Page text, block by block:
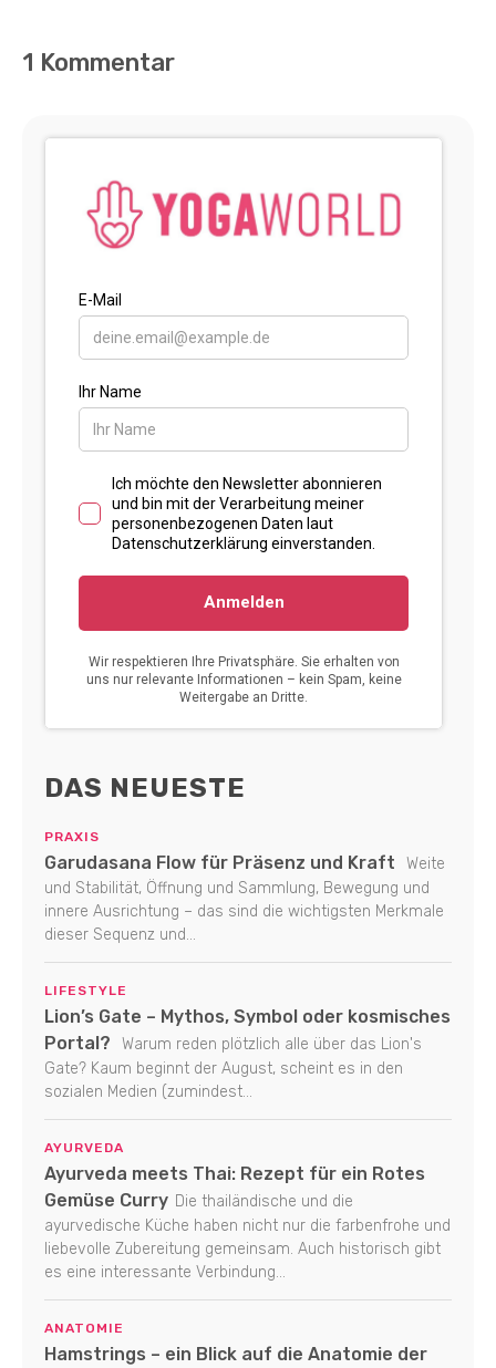
1 Kommentar
DAS NEUESTE
PRAXIS
Garudasana Flow für Präsenz und Kraft
Weite
und Stabilität, Öffnung und Sammlung, Bewegung und
innere Ausrichtung – das sind die wichtigsten Merkmale
dieser Sequenz und...
LIFESTYLE
Lion’s Gate – Mythos, Symbol oder kosmisches
Portal?
Warum reden plötzlich alle über das Lion's
Gate? Kaum beginnt der August, scheint es in den
sozialen Medien (zumindest...
AYURVEDA
Ayurveda meets Thai: Rezept für ein Rotes
Gemüse Curry Die thailändische und die
ayurvedische Küche haben nicht nur die farbenfrohe und
liebevolle Zubereitung gemeinsam. Auch historisch gibt
es eine interessante Verbindung...
ANATOMIE
Hamstrings – ein Blick auf die Anatomie der